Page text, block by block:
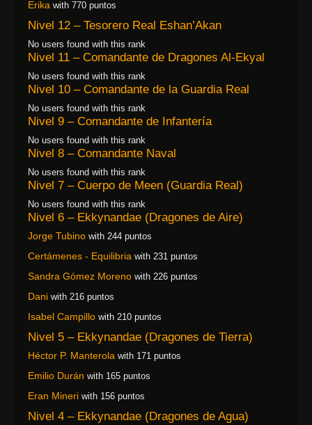
Erika with 770 puntos
Nivel 12 – Tesorero Real Eshan’Akan
No users found with this rank
Nivel 11 – Comandante de Dragones Al-Ekyal
No users found with this rank
Nivel 10 – Comandante de la Guardia Real
No users found with this rank
Nivel 9 – Comandante de Infantería
No users found with this rank
Nivel 8 – Comandante Naval
No users found with this rank
Nivel 7 – Cuerpo de Meen (Guardia Real)
No users found with this rank
Nivel 6 – Ekkynandae (Dragones de Aire)
Jorge Tubino with 244 puntos
Certámenes - Equilibria with 231 puntos
Sandra Gómez Moreno with 226 puntos
Dani with 216 puntos
Isabel Campillo with 210 puntos
Nivel 5 – Ekkynandae (Dragones de Tierra)
Héctor P. Manterola with 171 puntos
Emilio Durán with 165 puntos
Eran Mineri with 156 puntos
Nivel 4 – Ekkynandae (Dragones de Agua)